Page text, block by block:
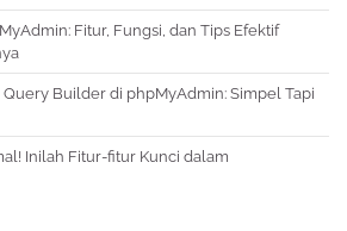
Fitur, Fungsi, dan Tips Efektif
Query Builder di phpMyAdmin: Simpel Tapi
Inilah Fitur-fitur Kunci dalam